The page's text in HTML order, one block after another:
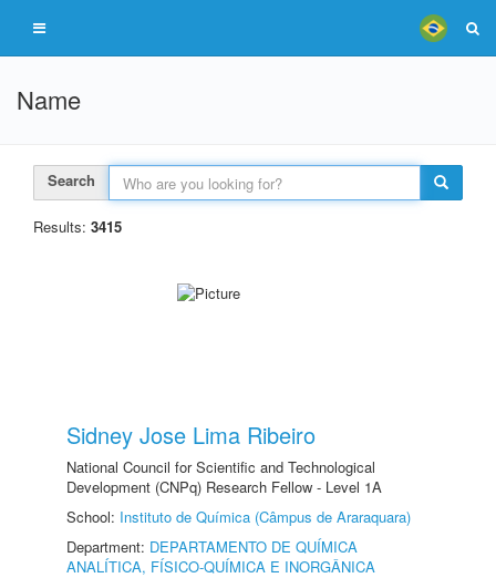
Name
Search
Results: 3415
Sidney Jose Lima Ribeiro
National Council for Scientific and Technological
Development (CNPq) Research Fellow - Level 1A
School: Instituto de Química (Câmpus de Araraquara)
Department: DEPARTAMENTO DE QUÍMICA
ANALÍTICA, FÍSICO-QUÍMICA E INORGÂNICA